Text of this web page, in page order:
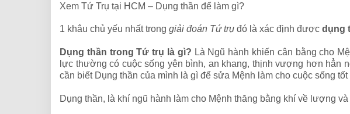
Xem Tứ Trụ tại HCM – Dụng thần để làm gì?
1 khâu chủ yếu nhất trong giải đoán Tứ trụ đó là xác định được dụng
Dụng thần trong Tứ trụ là gì? Là Ngũ hành khiến cân bằng cho
lực thường có cuộc sống yên bình, an khang, thịnh vượng hơn hẳn
cần biết Dụng thần của mình là gì để sửa Mệnh làm cho cuộc sống
Dụng thần, là khí ngũ hành làm cho Mệnh thăng bằng khí về lượng